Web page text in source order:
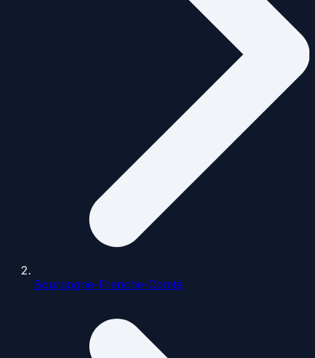
Bourgogne-Franche-Comté